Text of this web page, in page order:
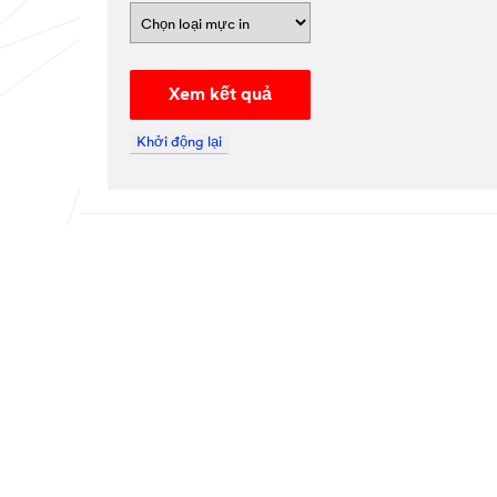
Xem kết quả
Khởi động lại